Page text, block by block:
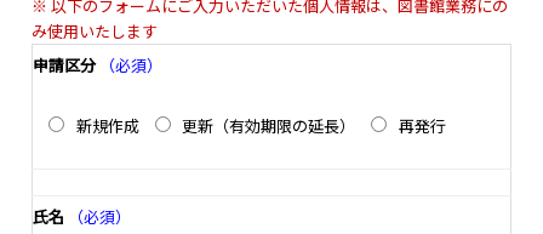
※ 以下のフォームにご入力いただいた個人情報は、図書館業務にの
み使用いたします
申請区分
（必須）
新規作成 更新（有効期限の延長） 再発行
氏名 （必須）